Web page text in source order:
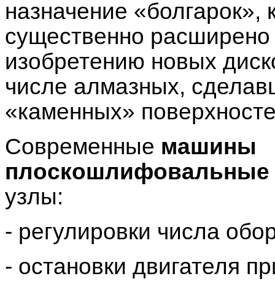
назначение
существенно
изобретению новых
числе алмазных,
«каменных»
Современные машины
плоскошлифовальные
узлы:
- регулировки числа
- остановки двигателя